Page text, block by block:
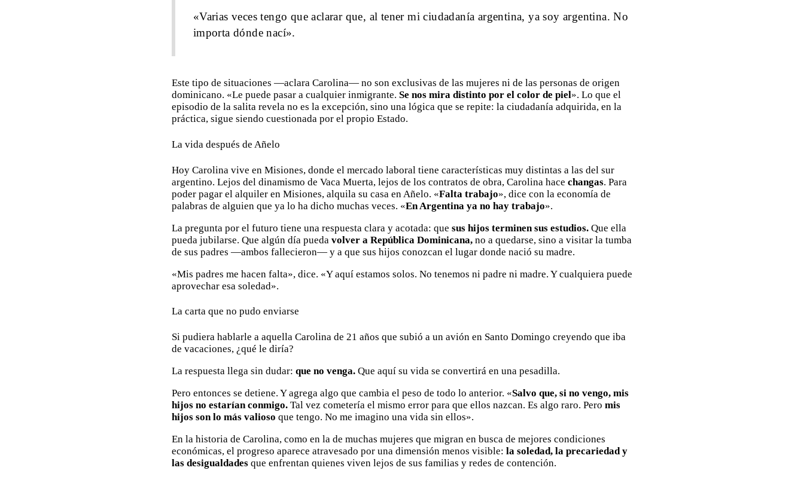
«Varias veces tengo que aclarar que, al tener mi ciudadanía argentina, ya soy argentina. No
importa dónde nací».
Este tipo de situaciones —aclara Carolina— no son exclusivas de las mujeres ni de las personas de origen
dominicano. «Le puede pasar a cualquier inmigrante. Se nos mira distinto por el color de piel». Lo que el
episodio de la salita revela no es la excepción, sino una lógica que se repite: la ciudadanía adquirida, en la
práctica, sigue siendo cuestionada por el propio Estado.
La vida después de Añelo
Hoy Carolina vive en Misiones, donde el mercado laboral tiene características muy distintas a las del sur
argentino. Lejos del dinamismo de Vaca Muerta, lejos de los contratos de obra, Carolina hace changas. Para
poder pagar el alquiler en Misiones, alquila su casa en Añelo. «Falta trabajo», dice con la economía de
palabras de alguien que ya lo ha dicho muchas veces. «En Argentina ya no hay trabajo».
La pregunta por el futuro tiene una respuesta clara y acotada: que sus hijos terminen sus estudios. Que ella
pueda jubilarse. Que algún día pueda volver a República Dominicana, no a quedarse, sino a visitar la tumba
de sus padres —ambos fallecieron— y a que sus hijos conozcan el lugar donde nació su madre.
«Mis padres me hacen falta», dice. «Y aquí estamos solos. No tenemos ni padre ni madre. Y cualquiera puede
aprovechar esa soledad».
La carta que no pudo enviarse
Si pudiera hablarle a aquella Carolina de 21 años que subió a un avión en Santo Domingo creyendo que iba
de vacaciones, ¿qué le diría?
La respuesta llega sin dudar: que no venga. Que aquí su vida se convertirá en una pesadilla.
Pero entonces se detiene. Y agrega algo que cambia el peso de todo lo anterior. «Salvo que, si no vengo, mis
hijos no estarían conmigo. Tal vez cometería el mismo error para que ellos nazcan. Es algo raro. Pero mis
hijos son lo más valioso que tengo. No me imagino una vida sin ellos».
En la historia de Carolina, como en la de muchas mujeres que migran en busca de mejores condiciones
económicas, el progreso aparece atravesado por una dimensión menos visible: la soledad, la precariedad y
las desigualdades que enfrentan quienes viven lejos de sus familias y redes de contención.